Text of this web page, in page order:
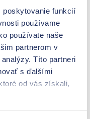
poskytovanie funkcií
používame
používate naše
partnerom v
Títo partneri
s ďalšími
od vás získali,